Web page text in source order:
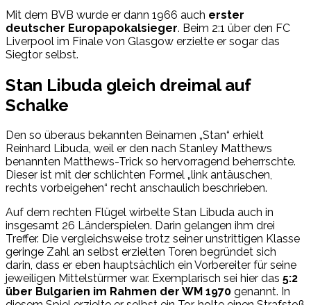
Mit dem BVB wurde er dann 1966 auch erster
deutscher Europapokalsieger. Beim 2:1 über den FC
Liverpool im Finale von Glasgow erzielte er sogar das
Siegtor selbst.
Stan Libuda gleich dreimal auf
Schalke
Den so überaus bekannten Beinamen „Stan“ erhielt
Reinhard Libuda, weil er den nach Stanley Matthews
benannten Matthews-Trick so hervorragend beherrschte.
Dieser ist mit der schlichten Formel „link antäuschen,
rechts vorbeigehen“ recht anschaulich beschrieben.
Auf dem rechten Flügel wirbelte Stan Libuda auch in
insgesamt 26 Länderspielen. Darin gelangen ihm drei
Treffer. Die vergleichsweise trotz seiner unstrittigen Klasse
geringe Zahl an selbst erzielten Toren begründet sich
darin, dass er eben hauptsächlich ein Vorbereiter für seine
jeweiligen Mittelstürmer war. Exemplarisch sei hier das 5:2
über Bulgarien im Rahmen der WM 1970 genannt. In